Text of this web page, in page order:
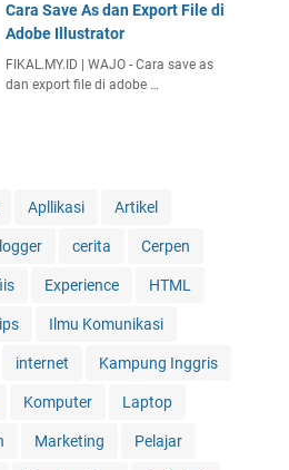
Cara Save As dan Export File di
Adobe Illustrator
FIKAL.MY.ID | WAJO - Cara save as
dan export file di adobe …
Apllikasi Artikel
cerita Cerpen
Experience HTML
Ilmu Komunikasi
internet Kampung Inggris
Komputer Laptop
Marketing Pelajar